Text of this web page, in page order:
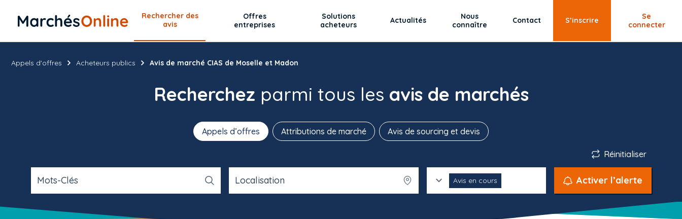
Rechercher des
avis
Offres
entreprises
Solutions
acheteurs
Actualités
Nous
connaître
Contact S’inscrire
Se
connecter
Recherchez parmi tous les avis de marchés
Appels d’offres Attributions de marché Avis de sourcing et devis
Réinitialiser
Mots-Clés Localisation Avis en cours Activer l’alerte
Appels d'offres Acheteurs publics Avis de marché CIAS de Moselle et Madon